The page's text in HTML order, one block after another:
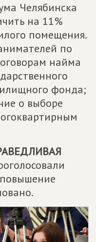
Челябинска
на 11%
помещения.
по
найма
фонда;
о выборе